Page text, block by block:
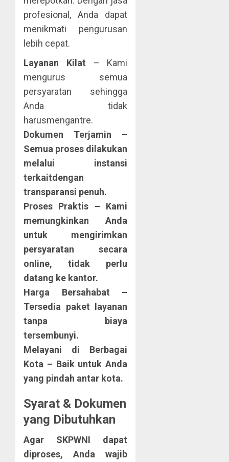
profesional, Anda dapat
menikmati pengurusan
lebih cepat.
Layanan Kilat – Kami
mengurus semua
persyaratan sehingga
Anda tidak
harusmengantre.
Dokumen Terjamin –
Semua proses dilakukan
melalui instansi
terkaitdengan
transparansi penuh.
Proses Praktis – Kami
memungkinkan Anda
untuk mengirimkan
persyaratan secara
online, tidak perlu
datang ke kantor.
Harga Bersahabat –
Tersedia paket layanan
tanpa biaya
tersembunyi.
Melayani di Berbagai
Kota – Baik untuk Anda
yang pindah antar kota.
Syarat & Dokumen
yang Dibutuhkan
Agar SKPWNI dapat
diproses, Anda wajib